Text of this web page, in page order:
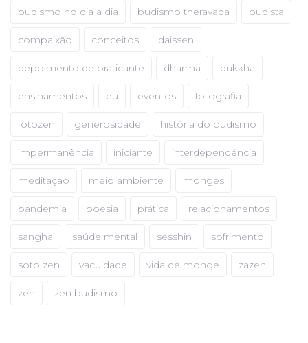
budismo no dia a dia budismo theravada budista
compaixão conceitos daissen
depoimento de praticante dharma dukkha
ensinamentos eu eventos fotografia
fotozen generosidade história do budismo
impermanência iniciante interdependência
meditação meio ambiente monges
pandemia poesia prática relacionamentos
sangha saúde mental sesshin sofrimento
soto zen vacuidade vida de monge zazen
zen zen budismo